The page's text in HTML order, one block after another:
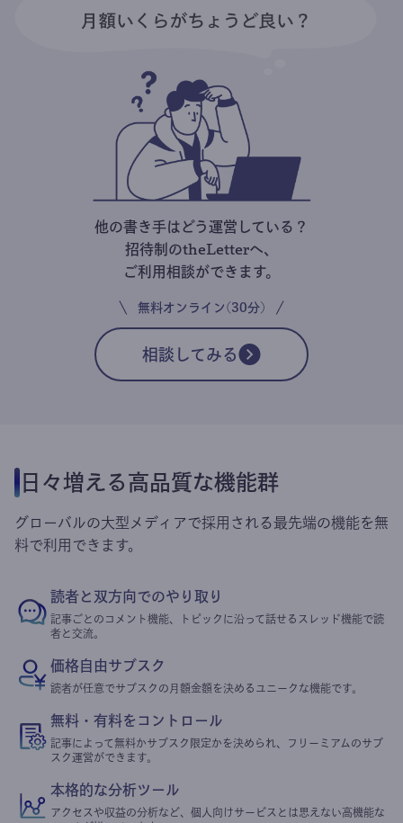
他の書き手はどう運営している？
招待制のtheLetterへ、
ご利用相談ができます。
無料オンライン(30分)
相談してみる
日々増える高品質な機能群
グローバルの大型メディアで採用される最先端の機能を無
料で利用できます。
読者と双方向でのやり取り
記事ごとのコメント機能、トピックに沿って話せるスレッド機能で読
者と交流。
価格自由サブスク
読者が任意でサブスクの月額金額を決めるユニークな機能です。
無料・有料をコントロール
記事によって無料かサブスク限定かを決められ、フリーミアムのサブ
スク運営ができます。
本格的な分析ツール
アクセスや収益の分析など、個人向けサービスとは思えない高機能な